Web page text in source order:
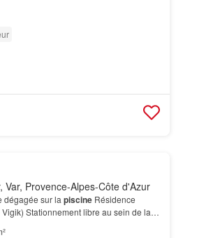
Provence-Alpes-Côte d'Azur
dégagée sur la piscineRésidence
Stationnement libre au sein de la
réve…